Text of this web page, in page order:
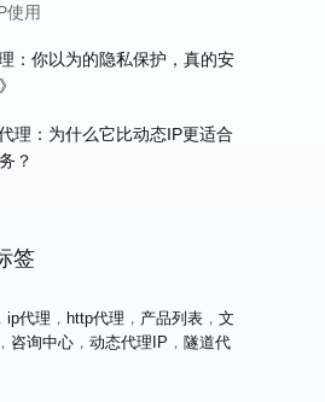
使用
理：你以为的隐私保护，真的安
理：为什么它比动态IP更适合
？
签
， ip代理 ， http代理 ， 产品列表 ， 文
， 咨询中心 ， 动态代理IP ， 隧道代